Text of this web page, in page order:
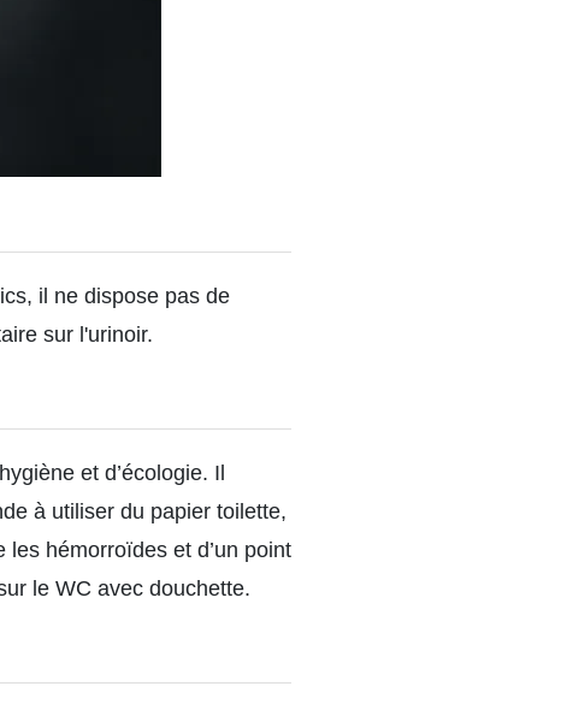
il ne dispose pas de
sur l'urinoir.
et d’écologie. Il
à utiliser du papier toilette,
hémorroïdes et d’un point
le WC avec douchette.